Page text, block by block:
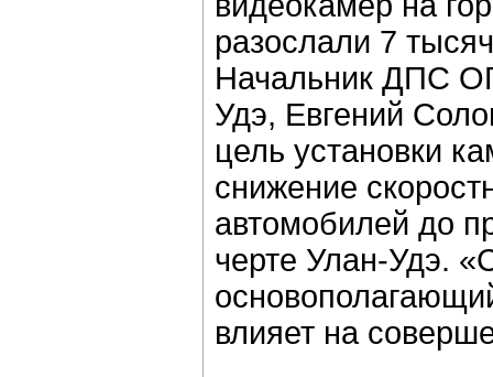
разослали 7
Начальник ДПС
Удэ, Евгений
цель установки
снижение
автомобилей до
черте Улан-Удэ.
влияет на